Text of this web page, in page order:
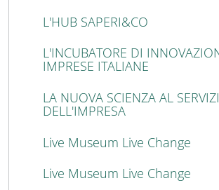
L'HUB SAPERI&CO
L'INCUBATORE DI
IMPRESE ITALIANE
LA NUOVA SCIENZA AL
DELL'IMPRESA
Live Museum Live Change
Live Museum Live Change